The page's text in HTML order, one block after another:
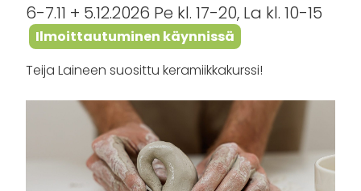
6-7.11 + 5.12.2026 Pe kl. 17-20, La kl. 10-15
Ilmoittautuminen käynnissä
Teija Laineen suosittu keramiikkakurssi!